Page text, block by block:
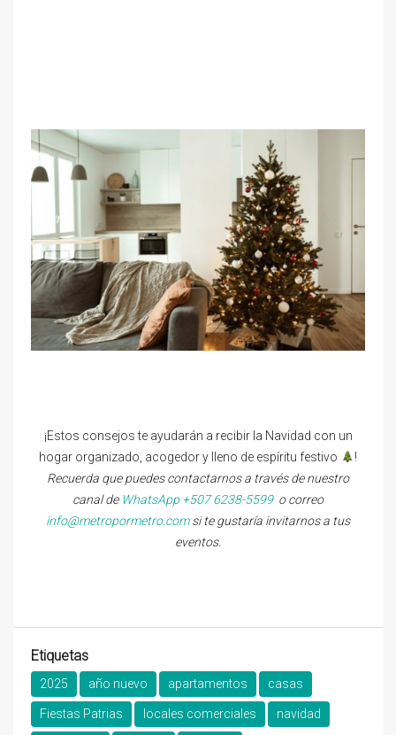
¡Estos consejos te ayudarán a recibir la Navidad con un
hogar organizado, acogedor y lleno de espíritu festivo
!
Recuerda que puedes contactarnos a través de nuestro
canal de WhatsApp +507 6238-5599o correo
info@metropormetro.comsi te gustaría invitarnos a tus
eventos.
Etiquetas
2025 año nuevo apartamentos casas
Fiestas Patrias locales comerciales navidad